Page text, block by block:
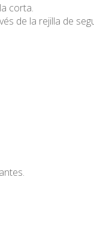
corta.
de la rejilla de